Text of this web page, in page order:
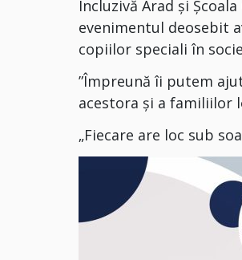
Incluzivă Arad și
evenimentul deosebit
copiilor speciali în
”Împreună îi putem
acestora și a familiilor
„Fiecare are loc sub